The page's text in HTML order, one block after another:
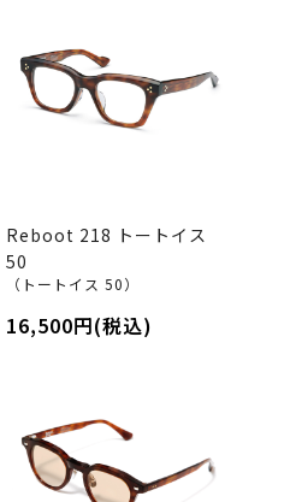
Reboot 218 トートイス
50
（トートイス 50）
16,500円(税込)